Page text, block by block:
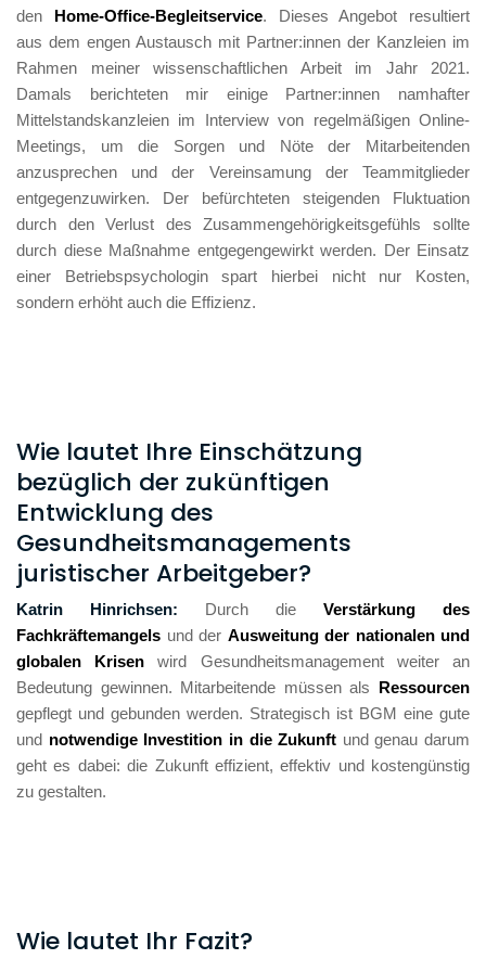
den Home-Office-Begleitservice. Dieses Angebot resultiert
aus dem engen Austausch mit Partner:innen der Kanzleien im
Rahmen meiner wissenschaftlichen Arbeit im Jahr 2021.
Damals berichteten mir einige Partner:innen namhafter
Mittelstandskanzleien im Interview von regelmäßigen Online-
Meetings, um die Sorgen und Nöte der Mitarbeitenden
anzusprechen und der Vereinsamung der Teammitglieder
entgegenzuwirken. Der befürchteten steigenden Fluktuation
durch den Verlust des Zusammengehörigkeitsgefühls sollte
durch diese Maßnahme entgegengewirkt werden. Der Einsatz
einer Betriebspsychologin spart hierbei nicht nur Kosten,
sondern erhöht auch die Effizienz.
Wie lautet Ihre Einschätzung
bezüglich der zukünftigen
Entwicklung des
Gesundheitsmanagements
juristischer Arbeitgeber?
Katrin Hinrichsen: Durch die Verstärkung des
Fachkräftemangels und der Ausweitung der nationalen und
globalen Krisen wird Gesundheitsmanagement weiter an
Bedeutung gewinnen. Mitarbeitende müssen als
Ressourcen
gepflegt und gebunden werden. Strategisch ist BGM eine gute
und notwendige Investition in die Zukunft und genau darum
geht es dabei: die Zukunft effizient, effektiv und kostengünstig
zu gestalten.
Wie lautet Ihr Fazit?